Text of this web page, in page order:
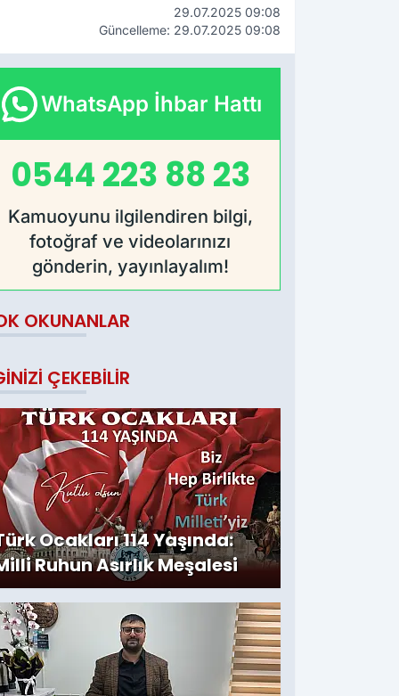
29.07.2025 09:08
Güncelleme: 29.07.2025 09:08
WhatsApp İhbar Hattı
0544 223 88 23
Kamuoyunu ilgilendiren bilgi,
fotoğraf ve videolarınızı
gönderin, yayınlayalım!
OKUNANLAR
ÇEKEBILIR
Ocakları 114 Yaşında:
Ruhun Asırlık Meşalesi